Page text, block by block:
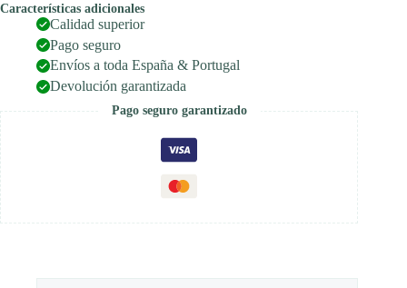
22
cantidad
Características adicionales
Calidad superior
Pago seguro
Envíos a toda España & Portugal
Devolución garantizada
Pago seguro garantizado